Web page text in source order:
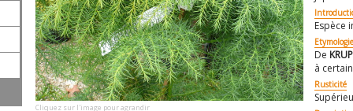
Cliquez sur l'image pour agrandir
Espèce
Etymologie
De
à
Rusticité